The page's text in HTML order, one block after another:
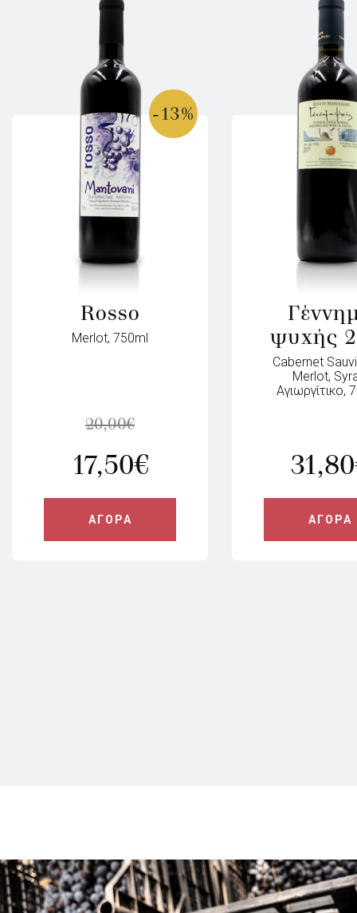
-13%
Rosso
Merlot, 750ml
20,00€
17,50€
ΑΓΟΡΑ
ψυχής
Cabernet
Merlot,
Αγιωργίτικο,
31,80
ΑΓΟΡΑ